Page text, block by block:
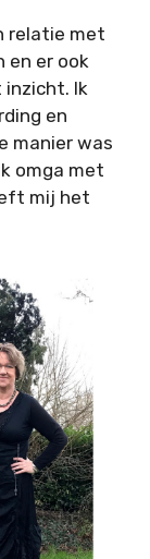
relatie met
en er ook
Ik
en
manier was
omga met
mij het